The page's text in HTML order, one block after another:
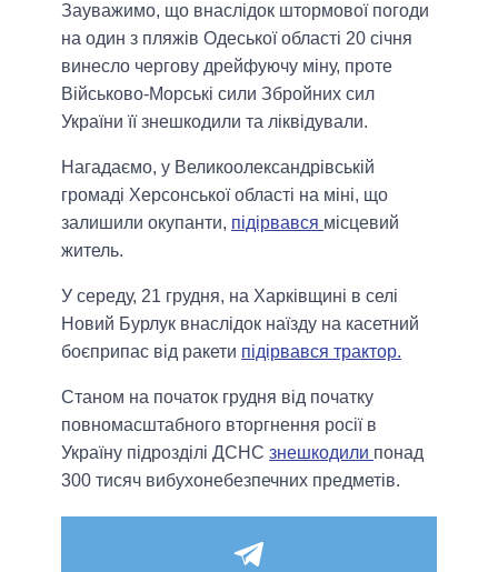
Зауважимо, що внаслідок штормової погоди
на один з пляжів Одеської області 20 січня
винесло чергову дрейфуючу міну, проте
Військово-Морські сили Збройних сил
України її знешкодили та ліквідували.
Нагадаємо, у Великоолександрівській
громаді Херсонської області на міні, що
залишили окупанти, підірвався місцевий
житель.
У середу, 21 грудня, на Харківщині в селі
Новий Бурлук внаслідок наїзду на касетний
боєприпас від ракети підірвався трактор.
Станом на початок грудня від початку
повномасштабного вторгнення росії в
Україну підрозділі ДСНС знешкодили понад
300 тисяч вибухонебезпечних предметів.